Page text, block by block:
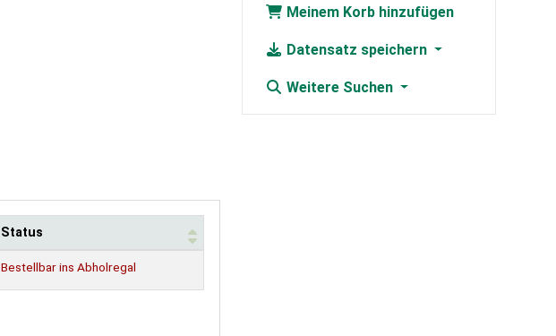
Status
Bestellbar ins Abholregal
Meinem Korb hinzufügen
Datensatz speichern
Weitere Suchen